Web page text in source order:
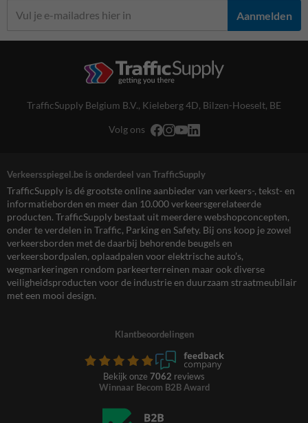
Aanmelden
TrafficSupply Belgium B.V., Kieleberg 4D, Bilzen-Hoeselt, BE
Volg ons
Verkeersspiegel.be is onderdeel van TrafficSupply
TrafficSupply is dé grootste online aanbieder van verkeers-, tekst- en
informatieborden en meer dan 10.000 verkeersgerelateerde
producten. TrafficSupply bestaat uit meerdere webshopconcepten,
onder te verdelen in Traffic, Parking en Safety. Bij ons koop je zowel
verkeersborden met de daarbij behorende beugels en
verkeersbordpalen, oplaadpalen voor elektrische auto’s,
wegmarkeringen rondom parkeerterreinen maar ook diverse
veiligheidsproducten voor de industrie en duurzaam straatmeubilair
met een mooi design.
Klantbeoordelingen
Bekijk onze 7062 reviews
Winnaar Becom B2B Award